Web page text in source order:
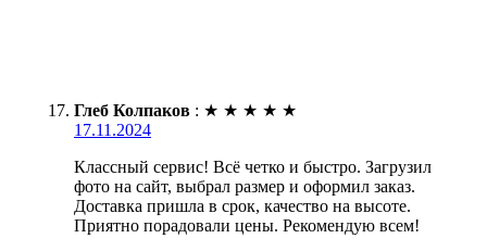
Глеб Колпаков : ★ ★ ★ ★ ★
17.11.2024
Классный сервис! Всё четко и быстро. Загрузил
фото на сайт, выбрал размер и оформил заказ.
Доставка пришла в срок, качество на высоте.
Приятно порадовали цены. Рекомендую всем!